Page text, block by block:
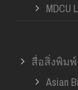
MDCU
สื่อสิ่งพิมพ์
Asian